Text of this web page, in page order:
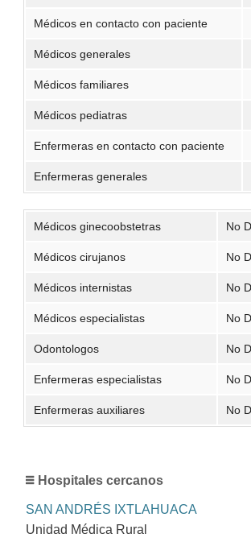
Médicos en contacto con paciente
Médicos generales
Médicos familiares
Médicos pediatras
Enfermeras en contacto con paciente
Enfermeras generales
Médicos ginecoobstetras No
Médicos cirujanos No
Médicos internistas No
Médicos especialistas No
Odontologos No
Enfermeras especialistas No
Enfermeras auxiliares No
Hospitales cercanos
SAN ANDRÉS IXTLAHUACA
Unidad Médica Rural